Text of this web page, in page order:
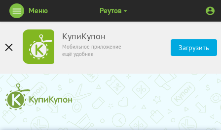
КупиКупон
Мобильное приложение
ещё удобнее
Загрузить
Меню Реутов